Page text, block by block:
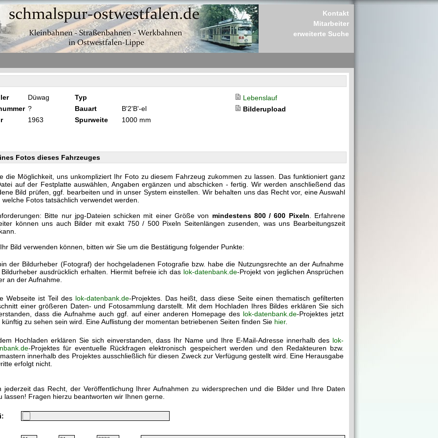
Kontakt
Mitarbeiter
erweiterte Suche
Düwag Typ
Lebenslauf
? Bauart B'2'B'-el
Bilderupload
1963 Spurweite 1000 mm
Fotos dieses Fahrzeuges
die Möglichkeit, uns unkompliziert Ihr Foto zu diesem Fahrzeug zukommen zu lassen. Das funktioniert ganz
auf der Festplatte auswählen, Angaben ergänzen und abschicken - fertig. Wir werden anschließend das
Bild prüfen, ggf. bearbeiten und in unser System einstellen. Wir behalten uns das Recht vor, eine Auswahl
Fotos tatsächlich verwendet werden.
Bitte nur jpg-Dateien schicken mit einer Größe von mindestens 800 / 600 Pixeln . Erfahrene
können uns auch Bilder mit exakt 750 / 500 Pixeln Seitenlängen zusenden, was uns Bearbeitungszeit
Bild verwenden können, bitten wir Sie um die Bestätigung folgender Punkte:
der Bildurheber (Fotograf) der hochgeladenen Fotografie bzw. habe die Nutzungsrechte an der Aufnahme
ausdrücklich erhalten. Hiermit befreie ich das lok-datenbank.de-Projekt von jeglichen Ansprüchen
an der Aufnahme.
Webseite ist Teil des lok-datenbank.de-Projektes. Das heißt, dass diese Seite einen thematisch gefilterten
einer größeren Daten- und Fotosammlung darstellt. Mit dem Hochladen Ihres Bildes erklären Sie sich
dass die Aufnahme auch ggf. auf einer anderen Homepage des lok-datenbank.de-Projektes jetzt
künftig zu sehen sein wird. Eine Auflistung der momentan betriebenen Seiten finden Sie hier.
Hochladen erklären Sie sich einverstanden, dass Ihr Name und Ihre E-Mail-Adresse innerhalb des lok-
-Projektes für eventuelle Rückfragen elektronisch gespeichert werden und den Redakteuren bzw.
innerhalb des Projektes ausschließlich für diesen Zweck zur Verfügung gestellt wird. Eine Herausgabe
erfolgt nicht.
jederzeit das Recht, der Veröffentlichung Ihrer Aufnahmen zu widersprechen und die Bilder und Ihre Daten
lassen! Fragen hierzu beantworten wir Ihnen gerne.